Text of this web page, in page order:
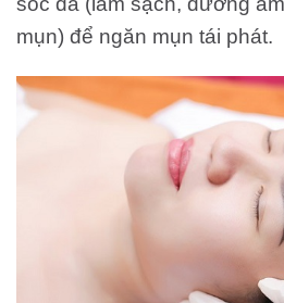
mụn) để ngăn mụn tái phát.